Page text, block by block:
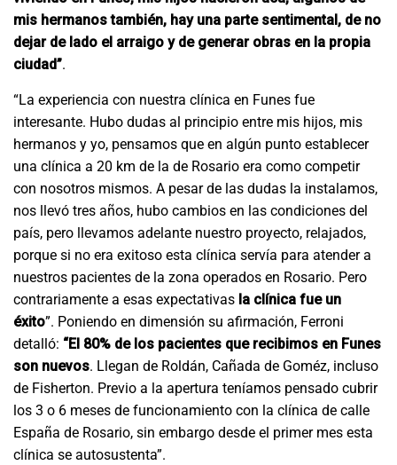
mis hermanos también, hay una parte sentimental, de no
dejar de lado el arraigo y de generar obras en la propia
ciudad”.
“La experiencia con nuestra clínica en Funes fue
interesante. Hubo dudas al principio entre mis hijos, mis
hermanos y yo, pensamos que en algún punto establecer
una clínica a 20 km de la de Rosario era como competir
con nosotros mismos. A pesar de las dudas la instalamos,
nos llevó tres años, hubo cambios en las condiciones del
país, pero llevamos adelante nuestro proyecto, relajados,
porque si no era exitoso esta clínica servía para atender a
nuestros pacientes de la zona operados en Rosario. Pero
contrariamente a esas expectativas la clínica fue un
éxito”. Poniendo en dimensión su afirmación, Ferroni
detalló: “El 80% de los pacientes que recibimos en Funes
son nuevos. Llegan de Roldán, Cañada de Goméz, incluso
de Fisherton. Previo a la apertura teníamos pensado cubrir
los 3 o 6 meses de funcionamiento con la clínica de calle
España de Rosario, sin embargo desde el primer mes esta
clínica se autosustenta”.